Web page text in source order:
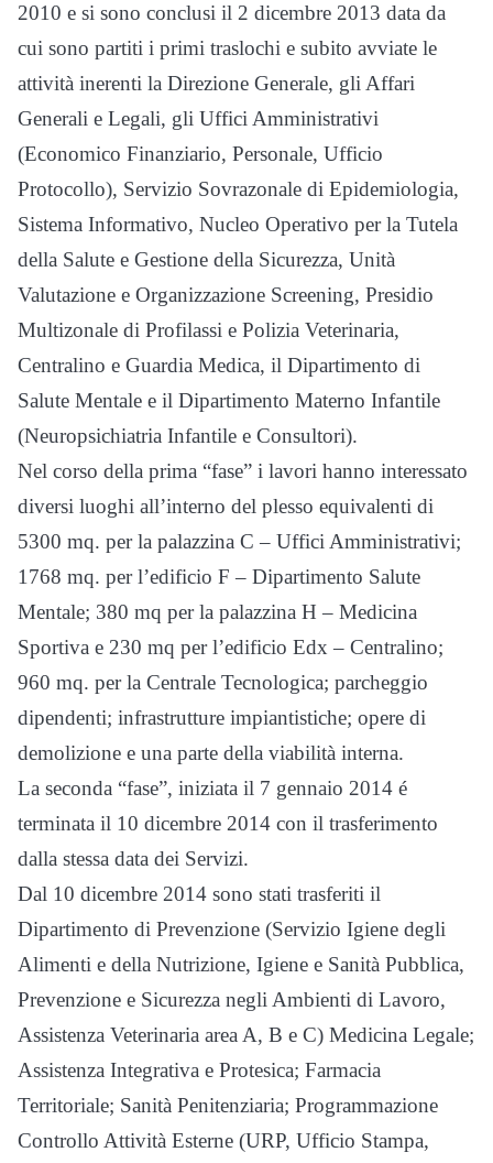
2010 e si sono conclusi il 2 dicembre 2013 data da
cui sono partiti i primi traslochi e subito avviate le
attività inerenti la Direzione Generale, gli Affari
Generali e Legali, gli Uffici Amministrativi
(Economico Finanziario, Personale, Ufficio
Protocollo), Servizio Sovrazonale di Epidemiologia,
Sistema Informativo, Nucleo Operativo per la Tutela
della Salute e Gestione della Sicurezza, Unità
Valutazione e Organizzazione Screening, Presidio
Multizonale di Profilassi e Polizia Veterinaria,
Centralino e Guardia Medica, il Dipartimento di
Salute Mentale e il Dipartimento Materno Infantile
(Neuropsichiatria Infantile e Consultori).
Nel corso della prima “fase” i lavori hanno interessato
diversi luoghi all’interno del plesso equivalenti di
5300 mq. per la palazzina C – Uffici Amministrativi;
1768 mq. per l’edificio F – Dipartimento Salute
Mentale; 380 mq per la palazzina H – Medicina
Sportiva e 230 mq per l’edificio Edx – Centralino;
960 mq. per la Centrale Tecnologica; parcheggio
dipendenti; infrastrutture impiantistiche; opere di
demolizione e una parte della viabilità interna.
La seconda “fase”, iniziata il 7 gennaio 2014 é
terminata il 10 dicembre 2014 con il trasferimento
dalla stessa data dei Servizi.
Dal 10 dicembre 2014 sono stati trasferiti il
Dipartimento di Prevenzione (Servizio Igiene degli
Alimenti e della Nutrizione, Igiene e Sanità Pubblica,
Prevenzione e Sicurezza negli Ambienti di Lavoro,
Assistenza Veterinaria area A, B e C) Medicina Legale;
Assistenza Integrativa e Protesica; Farmacia
Territoriale; Sanità Penitenziaria; Programmazione
Controllo Attività Esterne (URP, Ufficio Stampa,